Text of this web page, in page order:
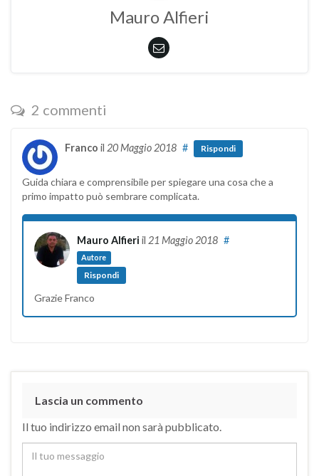
Mauro Alfieri
2 commenti
Franco il 20 Maggio 2018 # Rispondi
Guida chiara e comprensibile per spiegare una cosa che a
primo impatto può sembrare complicata.
Mauro Alfieri il 21 Maggio 2018
Autore
#
Rispondi
Grazie Franco
Lascia un commento
Il tuo indirizzo email non sarà pubblicato.